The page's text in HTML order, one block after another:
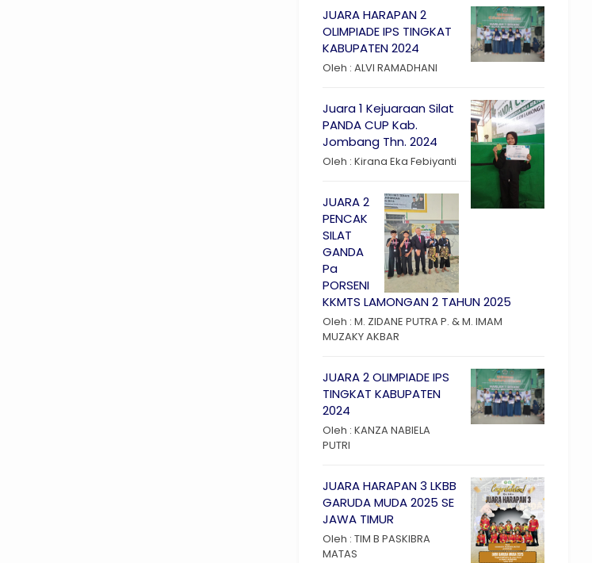
JUARA HARAPAN 2
OLIMPIADE IPS TINGKAT
KABUPATEN 2024
Oleh : ALVI RAMADHANI
Juara 1 Kejuaraan Silat
PANDA CUP Kab.
Jombang Thn. 2024
Oleh : Kirana Eka Febiyanti
JUARA 2
PENCAK
SILAT
GANDA
Pa
PORSENI
KKMTS LAMONGAN 2 TAHUN 2025
Oleh : M. ZIDANE PUTRA P. & M. IMAM
MUZAKY AKBAR
JUARA 2 OLIMPIADE IPS
TINGKAT KABUPATEN
2024
Oleh : KANZA NABIELA
PUTRI
JUARA HARAPAN 3 LKBB
GARUDA MUDA 2025 SE
JAWA TIMUR
Oleh : TIM B PASKIBRA
MATAS